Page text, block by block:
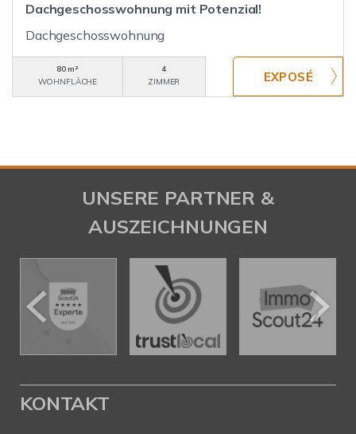
Dachgeschosswohnung mit Potenzial!
Dachgeschosswohnung
80 m²
WOHNFLÄCHE
4
ZIMMER
UNSERE PARTNER &
AUSZEICHNUNGEN
KONTAKT